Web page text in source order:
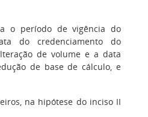
o período de vigência do
do credenciamento do
de volume e a data
de base de cálculo, e
na hipótese do inciso II